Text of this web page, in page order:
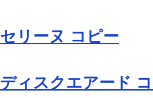
セリーヌ コピー
ディスクエアード